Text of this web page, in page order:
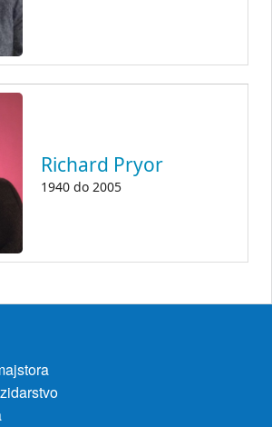
Richard Pryor
1940 do 2005